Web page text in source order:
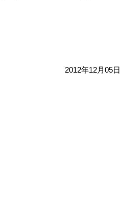
2012年12月05日